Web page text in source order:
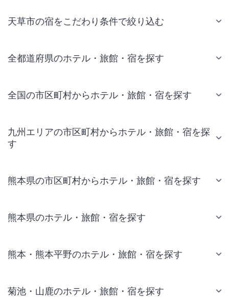
天草市の宿をこだわり条件で絞り込む
全都道府県のホテル・旅館・宿を探す
全国の市区町村からホテル・旅館・宿を探す
九州エリアの市区町村からホテル・旅館・宿を探
す
熊本県の市区町村からホテル・旅館・宿を探す
熊本県のホテル・旅館・宿を探す
熊本・熊本平野のホテル・旅館・宿を探す
菊池・山鹿のホテル・旅館・宿を探す